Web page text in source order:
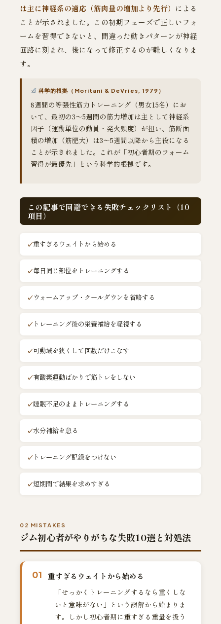
は主に神経系の適応（筋肉量の増加より先行） による
ことが示されました。この初期フェーズで正しいフォ
ームを習得できないと、間違った動きパターンが神経
回路に刻まれ、後になって修正するのが難しくなりま
す。
科学的根拠（Moritani & DeVries, 1979）
8週間の等張性筋力トレーニング（男女15名）にお
いて、最初の3〜5週間の筋力増加は主として神経系
因子（運動単位の動員・発火頻度）が担い、筋断面
積の増加（筋肥大）は3〜5週間以降から主役になる
ことが示されました。これが「初心者期のフォーム
習得が最優先」という科学的根拠です。
この記事で回避できる失敗チェックリスト（10
項目）
重すぎるウェイトから始める
毎日同じ部位をトレーニングする
ウォームアップ・クールダウンを省略する
トレーニング後の栄養補給を軽視する
可動域を狭くして回数だけこなす
有酸素運動ばかりで筋トレをしない
睡眠不足のままトレーニングする
水分補給を怠る
トレーニング記録をつけない
短期間で結果を求めすぎる
02 MISTAKES
ジム初心者がやりがちな失敗10選と対処法
01 重すぎるウェイトから始める
「せっかくトレーニングするなら重くしな
いと意味がない」という誤解から始まりま
す。しかし初心者期に重すぎる重量を扱う